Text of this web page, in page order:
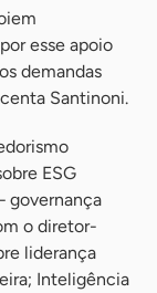
esse apoio
demandas
Santinoni.
ESG
governança
o diretor-
liderança
Inteligência